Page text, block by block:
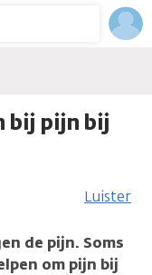
bij pijn bij
Luister
de pijn. Soms
om pijn bij